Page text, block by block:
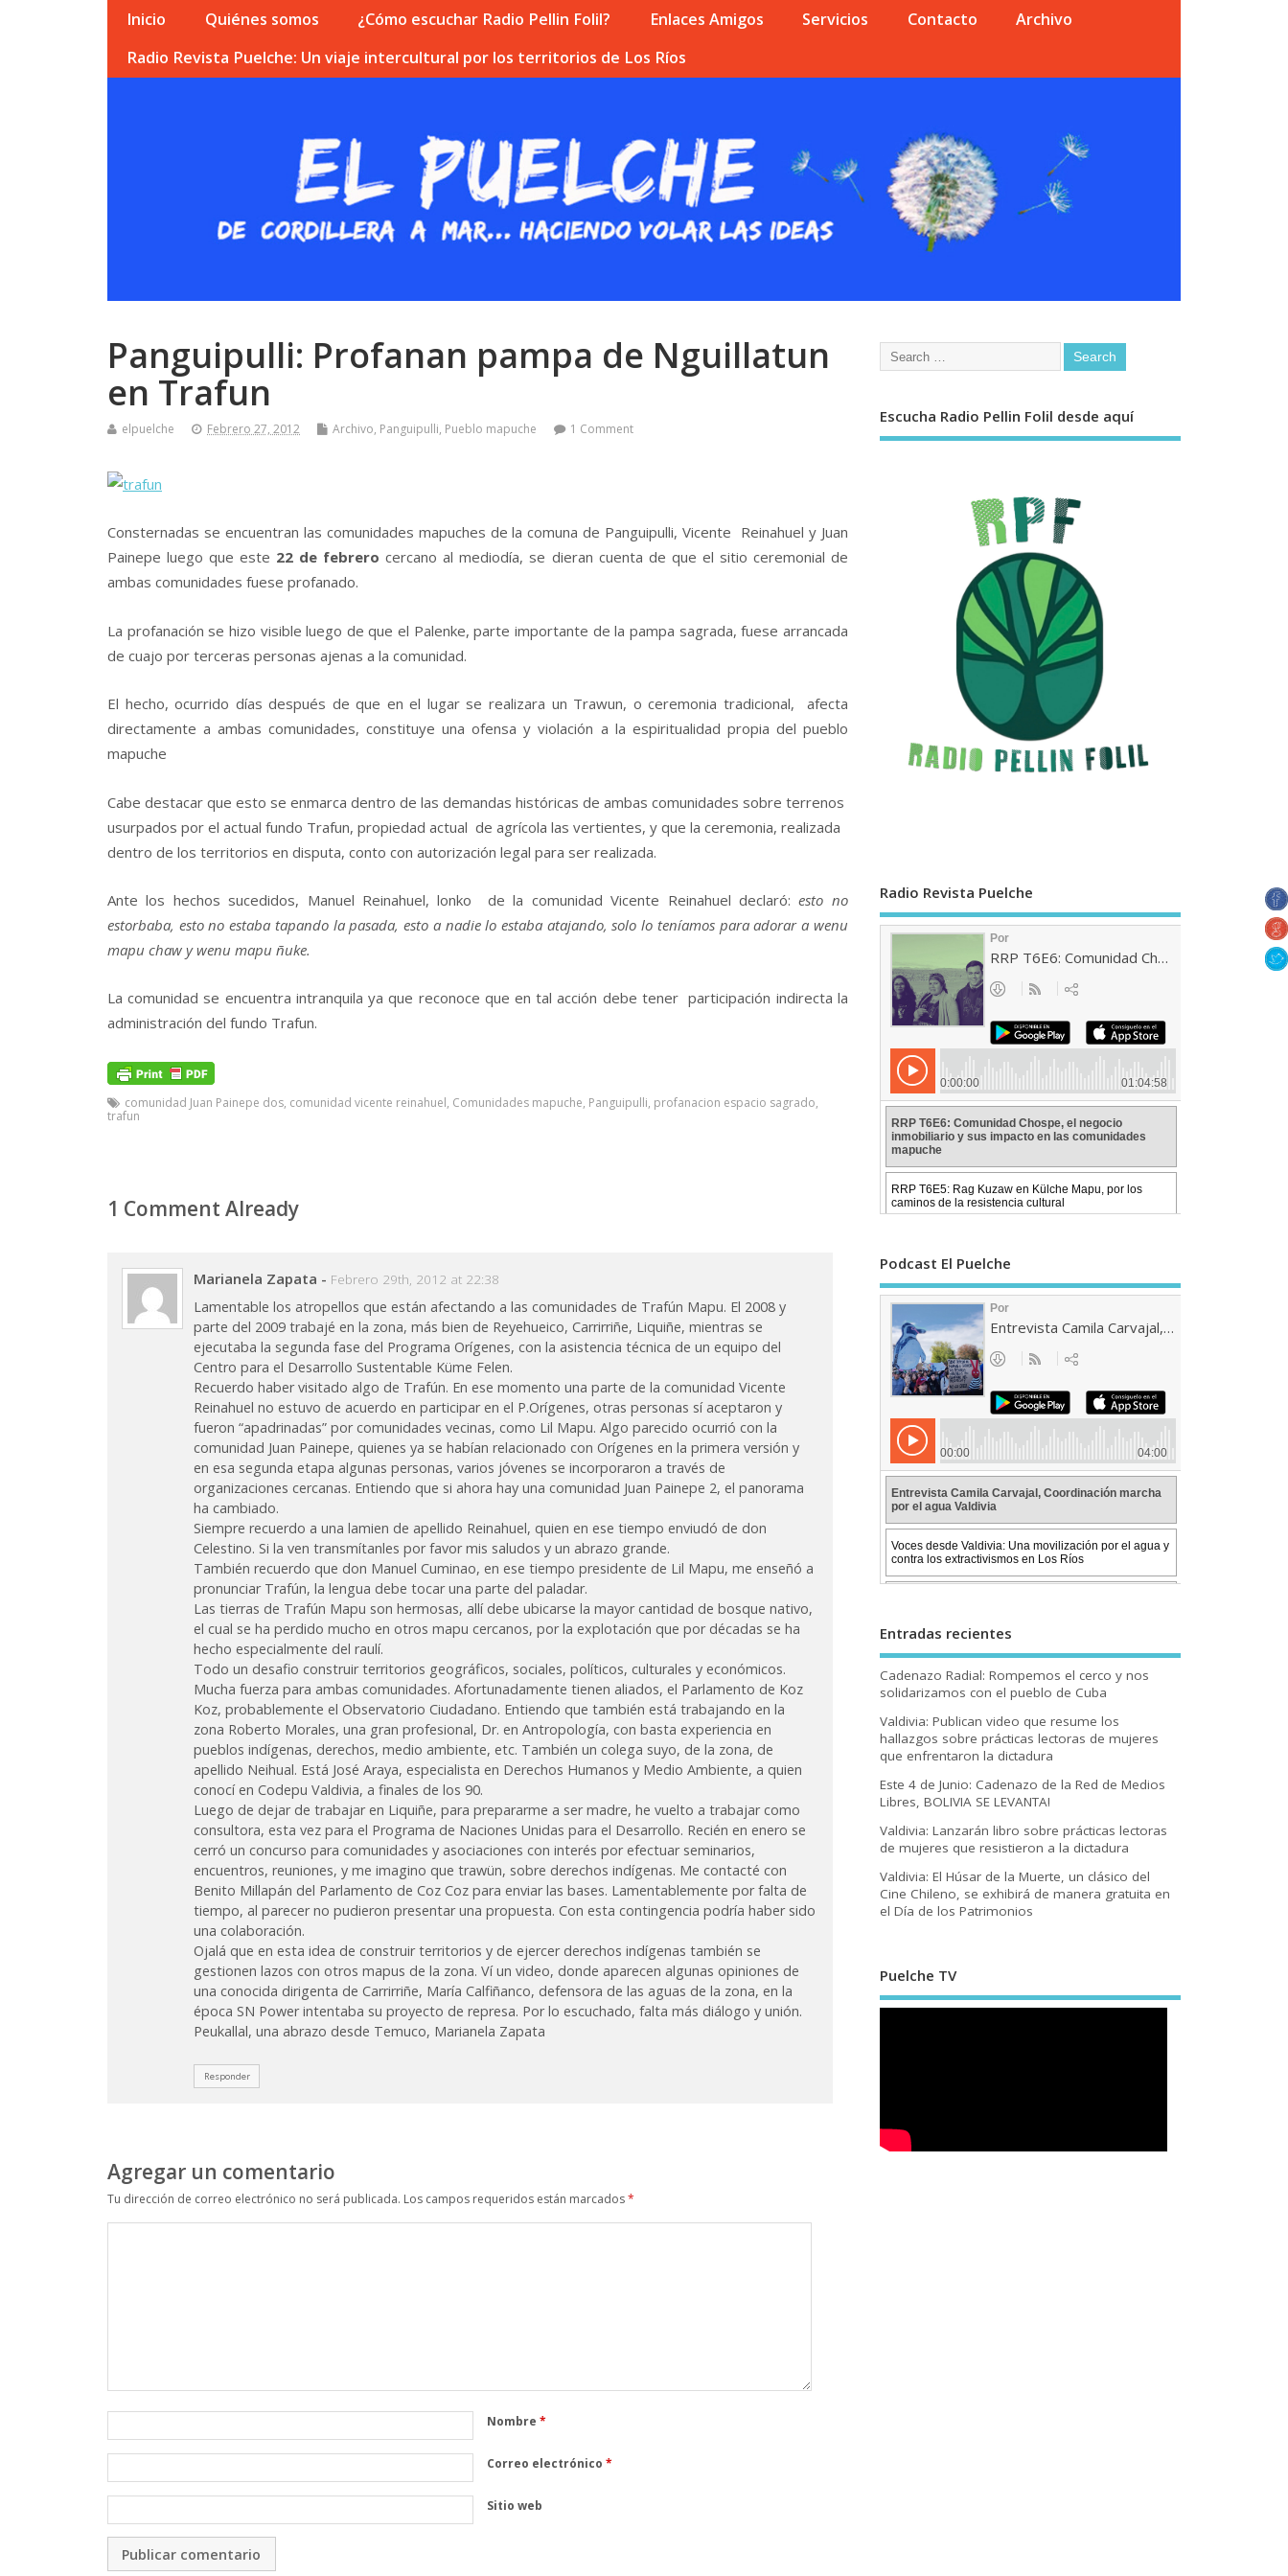
Inicio Quiénes somos ¿Cómo escuchar Radio Pellin Folil? Enlaces Amigos Servicios Contacto
Archivo
Radio Revista Puelche: Un viaje intercultural por los territorios de Los Ríos
Panguipulli: Profanan pampa de Nguillatun
en Trafun
elpuelche Febrero 27, 2012 Archivo, Panguipulli, Pueblo mapuche 1 Comment
Consternadas se encuentran las comunidades mapuches de la comuna de Panguipulli, Vicente Reinahuel y Juan
Painepe luego que este 22 de febrero cercano al mediodía, se dieran cuenta de que el sitio ceremonial de
ambas comunidades fuese profanado.
La profanación se hizo visible luego de que el Palenke, parte importante de la pampa sagrada, fuese arrancada
de cuajo por terceras personas ajenas a la comunidad.
El hecho, ocurrido días después de que en el lugar se realizara un Trawun, o ceremonia tradicional, afecta
directamente a ambas comunidades, constituye una ofensa y violación a la espiritualidad propia del pueblo
mapuche
Cabe destacar que esto se enmarca dentro de las demandas históricas de ambas comunidades sobre terrenos
usurpados por el actual fundo Trafun, propiedad actual de agrícola las vertientes, y que la ceremonia, realizada
dentro de los territorios en disputa, conto con autorización legal para ser realizada.
Ante los hechos sucedidos, Manuel Reinahuel, lonko de la comunidad Vicente Reinahuel declaró:esto no
estorbaba, esto no estaba tapando la pasada, esto a nadie lo estaba atajando, solo lo teníamos para adorar a wenu
mapu chaw y wenu mapu ñuke.
La comunidad se encuentra intranquila ya que reconoce que en tal acción debe tener participación indirecta la
administración del fundo Trafun.
comunidad Juan Painepe dos, comunidad vicente reinahuel, Comunidades mapuche, Panguipulli, profanacion espacio sagrado,
trafun
1 Comment Already
Marianela Zapata - Febrero 29th, 2012 at 22:38
Lamentable los atropellos que están afectando a las comunidades de Trafún Mapu. El 2008 y
parte del 2009 trabajé en la zona, más bien de Reyehueico, Carrirriñe, Liquiñe, mientras se
ejecutaba la segunda fase del Programa Orígenes, con la asistencia técnica de un equipo del
Centro para el Desarrollo Sustentable Küme Felen.
Recuerdo haber visitado algo de Trafún. En ese momento una parte de la comunidad Vicente
Reinahuel no estuvo de acuerdo en participar en el P.Orígenes, otras personas sí aceptaron y
fueron “apadrinadas” por comunidades vecinas, como Lil Mapu. Algo parecido ocurrió con la
comunidad Juan Painepe, quienes ya se habían relacionado con Orígenes en la primera versión y
en esa segunda etapa algunas personas, varios jóvenes se incorporaron a través de
organizaciones cercanas. Entiendo que si ahora hay una comunidad Juan Painepe 2, el panorama
ha cambiado.
Siempre recuerdo a una lamien de apellido Reinahuel, quien en ese tiempo enviudó de don
Celestino. Si la ven transmítanles por favor mis saludos y un abrazo grande.
También recuerdo que don Manuel Cuminao, en ese tiempo presidente de Lil Mapu, me enseñó a
pronunciar Trafún, la lengua debe tocar una parte del paladar.
Las tierras de Trafún Mapu son hermosas, allí debe ubicarse la mayor cantidad de bosque nativo,
el cual se ha perdido mucho en otros mapu cercanos, por la explotación que por décadas se ha
hecho especialmente del raulí.
Todo un desafio construir territorios geográficos, sociales, políticos, culturales y económicos.
Mucha fuerza para ambas comunidades. Afortunadamente tienen aliados, el Parlamento de Koz
Koz, probablemente el Observatorio Ciudadano. Entiendo que también está trabajando en la
zona Roberto Morales, una gran profesional, Dr. en Antropología, con basta experiencia en
pueblos indígenas, derechos, medio ambiente, etc. También un colega suyo, de la zona, de
apellido Neihual. Está José Araya, especialista en Derechos Humanos y Medio Ambiente, a quien
conocí en Codepu Valdivia, a finales de los 90.
Luego de dejar de trabajar en Liquiñe, para prepararme a ser madre, he vuelto a trabajar como
consultora, esta vez para el Programa de Naciones Unidas para el Desarrollo. Recién en enero se
cerró un concurso para comunidades y asociaciones con interés por efectuar seminarios,
encuentros, reuniones, y me imagino que trawün, sobre derechos indígenas. Me contacté con
Benito Millapán del Parlamento de Coz Coz para enviar las bases. Lamentablemente por falta de
tiempo, al parecer no pudieron presentar una propuesta. Con esta contingencia podría haber sido
una colaboración.
Ojalá que en esta idea de construir territorios y de ejercer derechos indígenas también se
gestionen lazos con otros mapus de la zona. Ví un video, donde aparecen algunas opiniones de
una conocida dirigenta de Carrirriñe, María Calfiñanco, defensora de las aguas de la zona, en la
época SN Power intentaba su proyecto de represa. Por lo escuchado, falta más diálogo y unión.
Peukallal, una abrazo desde Temuco, Marianela Zapata
Responder
Agregar un comentario
Tu dirección de correo electrónico no será publicada. Los campos requeridos están marcados*
Nombre *
Correo electrónico *
Sitio web
Escucha Radio Pellin Folil desde aquí
Radio Revista Puelche
Podcast El Puelche
Entradas recientes
Cadenazo Radial: Rompemos el cerco y nos
solidarizamos con el pueblo de Cuba
Valdivia: Publican video que resume los
hallazgos sobre prácticas lectoras de mujeres
que enfrentaron la dictadura
Este 4 de Junio: Cadenazo de la Red de Medios
Libres, BOLIVIA SE LEVANTA!
Valdivia: Lanzarán libro sobre prácticas lectoras
de mujeres que resistieron a la dictadura
Valdivia: El Húsar de la Muerte, un clásico del
Cine Chileno, se exhibirá de manera gratuita en
el Día de los Patrimonios
Puelche TV